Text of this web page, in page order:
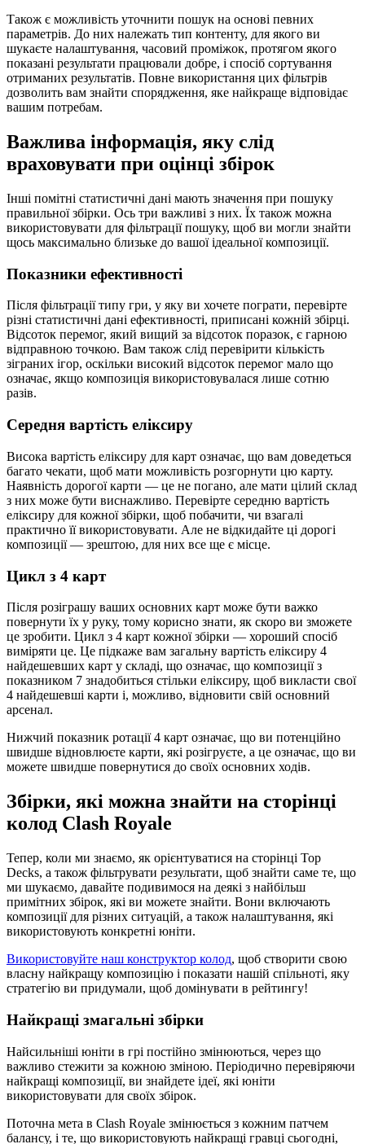
Також є можливість уточнити пошук на основі певних
параметрів. До них належать тип контенту, для якого ви
шукаєте налаштування, часовий проміжок, протягом якого
показані результати працювали добре, і спосіб сортування
отриманих результатів. Повне використання цих фільтрів
дозволить вам знайти спорядження, яке найкраще відповідає
вашим потребам.
Важлива інформація, яку слід
враховувати при оцінці збірок
Інші помітні статистичні дані мають значення при пошуку
правильної збірки. Ось три важливі з них. Їх також можна
використовувати для фільтрації пошуку, щоб ви могли знайти
щось максимально близьке до вашої ідеальної композиції.
Показники ефективності
Після фільтрації типу гри, у яку ви хочете пограти, перевірте
різні статистичні дані ефективності, приписані кожній збірці.
Відсоток перемог, який вищий за відсоток поразок, є гарною
відправною точкою. Вам також слід перевірити кількість
зіграних ігор, оскільки високий відсоток перемог мало що
означає, якщо композиція використовувалася лише сотню
разів.
Середня вартість еліксиру
Висока вартість еліксиру для карт означає, що вам доведеться
багато чекати, щоб мати можливість розгорнути цю карту.
Наявність дорогої карти — це не погано, але мати цілий склад
з них може бути виснажливо. Перевірте середню вартість
еліксиру для кожної збірки, щоб побачити, чи взагалі
практично її використовувати. Але не відкидайте ці дорогі
композиції — зрештою, для них все ще є місце.
Цикл з 4 карт
Після розіграшу ваших основних карт може бути важко
повернути їх у руку, тому корисно знати, як скоро ви зможете
це зробити. Цикл з 4 карт кожної збірки — хороший спосіб
виміряти це. Це підкаже вам загальну вартість еліксиру 4
найдешевших карт у складі, що означає, що композиції з
показником 7 знадобиться стільки еліксиру, щоб викласти свої
4 найдешевші карти і, можливо, відновити свій основний
арсенал.
Нижчий показник ротації 4 карт означає, що ви потенційно
швидше відновлюєте карти, які розігруєте, а це означає, що ви
можете швидше повернутися до своїх основних ходів.
Збірки, які можна знайти на сторінці
колод Clash Royale
Тепер, коли ми знаємо, як орієнтуватися на сторінці Top
Decks, а також фільтрувати результати, щоб знайти саме те, що
ми шукаємо, давайте подивимося на деякі з найбільш
примітних збірок, які ви можете знайти. Вони включають
композиції для різних ситуацій, а також налаштування, які
використовують конкретні юніти.
Використовуйте наш конструктор колод, щоб створити свою
власну найкращу композицію і показати нашій спільноті, яку
стратегію ви придумали, щоб домінувати в рейтингу!
Найкращі змагальні збірки
Найсильніші юніти в грі постійно змінюються, через що
важливо стежити за кожною зміною. Періодично перевіряючи
найкращі композиції, ви знайдете ідеї, які юніти
використовувати для своїх збірок.
Поточна мета в Clash Royale змінюється з кожним патчем
балансу, і те, що використовують найкращі гравці сьогодні,